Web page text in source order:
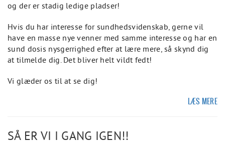
og der er stadig ledige pladser!
Hvis du har interesse for sundhedsvidenskab, gerne vil
have en masse nye venner med samme interesse og har en
sund dosis nysgerrighed efter at lære mere, så skynd dig
at tilmelde dig. Det bliver helt vildt fedt!
Vi glæder os til at se dig!
LÆS MERE
SÅ ER VI I GANG IGEN!!